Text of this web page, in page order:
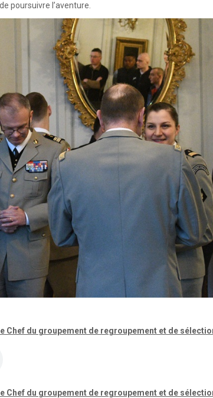
poursuivre l’aventure.
Chef du groupement de regroupement et de
Chef du groupement de regroupement et de